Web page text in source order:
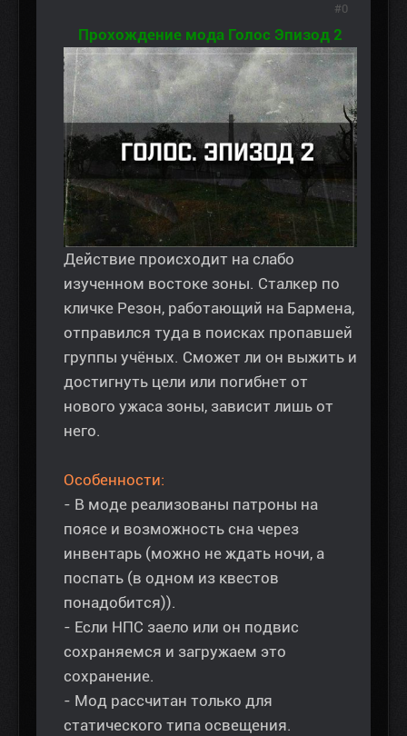
Прохождение мода Голос Эпизод 2
Действие происходит на слабо
изученном востоке зоны. Сталкер по
кличке Резон, работающий на Бармена,
отправился туда в поисках пропавшей
группы учёных. Сможет ли он выжить и
достигнуть цели или погибнет от
нового ужаса зоны, зависит лишь от
него.
Особенности:
- В моде реализованы патроны на
поясе и возможность сна через
инвентарь (можно не ждать ночи, а
поспать (в одном из квестов
понадобится)).
- Если НПС заело или он подвис
сохраняемся и загружаем это
сохранение.
- Мод рассчитан только для
статического типа освещения.
#0